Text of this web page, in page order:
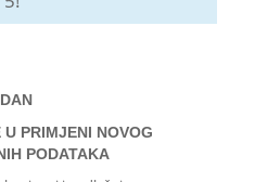
PRIMJENI NOVOG
PODATAKA